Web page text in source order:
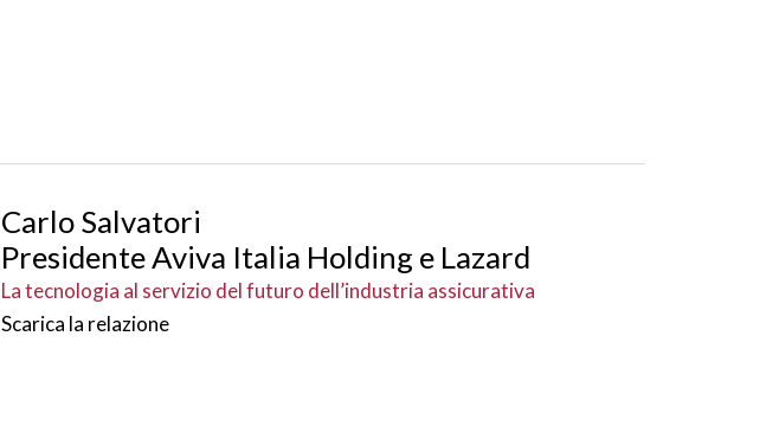
Carlo Salvatori
Presidente Aviva Italia Holding e Lazard
La tecnologia al servizio del futuro dell’industria assicurativa
Scarica la relazione